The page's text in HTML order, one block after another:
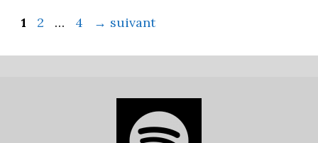
Page
1 Page
2 … Page
4 → suivant